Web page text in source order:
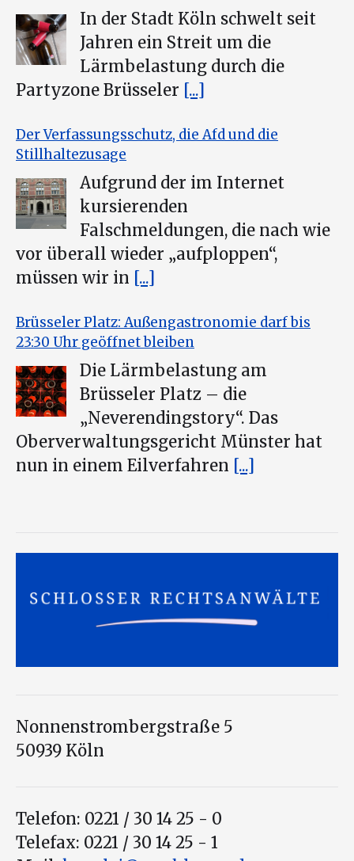
In der Stadt Köln schwelt seit
Jahren ein Streit um die
Lärmbelastung durch die
Partyzone Brüsseler [...]
Der Verfassungsschutz, die Afd und die
Stillhaltezusage
Aufgrund der im Internet
kursierenden
Falschmeldungen, die nach wie
vor überall wieder „aufploppen“,
müssen wir in [...]
Brüsseler Platz: Außengastronomie darf bis
23:30 Uhr geöffnet bleiben
Die Lärmbelastung am
Brüsseler Platz – die
„Neverendingstory“. Das
Oberverwaltungsgericht Münster hat
nun in einem Eilverfahren [...]
Nonnenstrombergstraße 5
50939 Köln
Telefon: 0221 / 30 14 25 - 0
Telefax: 0221 / 30 14 25 - 1